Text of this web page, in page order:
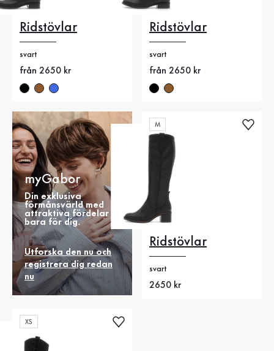
Ridstövlar
svart
Nytt pris
från 2650 kr
Ridstövlar
svart
Nytt pris
från 2650 kr
myGabor
Din exklusiva
förmånsvärld med
attraktiva fördelar
bara för dig.
Utforska den nu och
registrera dig redan
nu
M
Ridstövlar
svart
Nytt pris
2650 kr
XS